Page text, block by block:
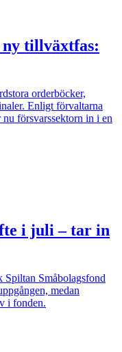
tillväxtfas:
orderböcker,
Enligt förvaltarna
försvarssektorn in i en
i juli – tar in
Småbolagsfond
medan
i fonden.